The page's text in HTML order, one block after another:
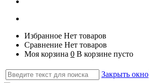
Избранное Нет товаров
Сравнение Нет товаров
Моя корзина 0 В корзине пусто
Закрыть окно